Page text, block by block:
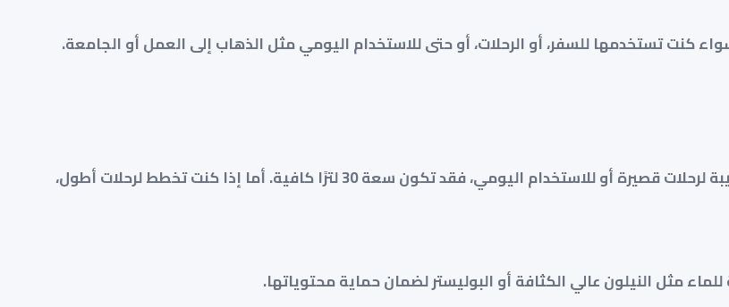
كنت تستخدمها للسفر، أو الرحلات، أو حتى للاستخدام اليومي مثل الذهاب إلى العمل أو الجامعة.
اختر السعة التي تناسب احتياجاتك. إذا كنت تحتاج الحقيبة لرحلات قصيرة أو للاستخدام اليومي، فقد تكون سعة 30 لترًا كافية. أما إذا كنت تخطط لرحلات أطول،
مثل النيلون عالي الكثافة أو البوليستر لضمان حماية محتوياتها.